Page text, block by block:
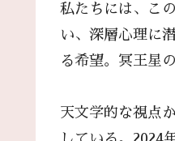
私たちには、こ
い、深層心理に
る希望。冥王星
天文学的な視点